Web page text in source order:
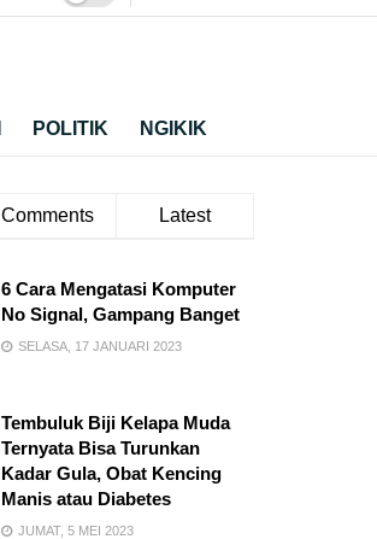
POLITIK NGIKIK
Comments Latest
6 Cara Mengatasi Komputer
No Signal, Gampang Banget
SELASA, 17 JANUARI 2023
Tembuluk Biji Kelapa Muda
Ternyata Bisa Turunkan
Kadar Gula, Obat Kencing
Manis atau Diabetes
JUMAT, 5 MEI 2023